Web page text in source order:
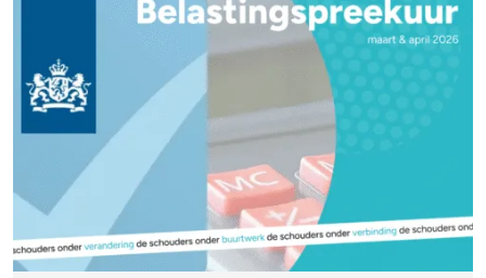
goed op orde is en dat je kunt rekenen op goede